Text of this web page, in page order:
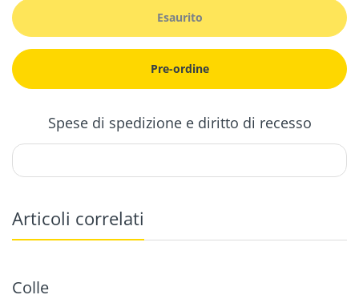
Esaurito
Pre-ordine
Spese di spedizione e diritto di recesso
Articoli correlati
Colle